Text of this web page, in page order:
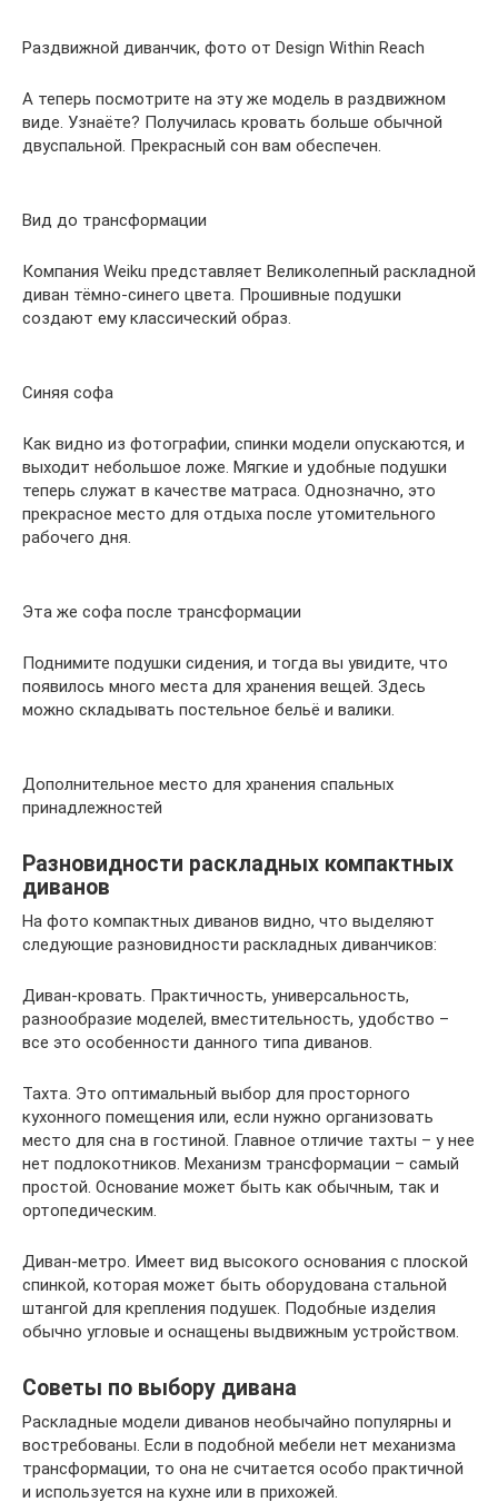
Раздвижной диванчик, фото от Design Within Reach
А теперь посмотрите на эту же модель в раздвижном
виде. Узнаёте? Получилась кровать больше обычной
двуспальной. Прекрасный сон вам обеспечен.
Вид до трансформации
Компания Weiku представляет Великолепный раскладной
диван тёмно-синего цвета. Прошивные подушки
создают ему классический образ.
Синяя софа
Как видно из фотографии, спинки модели опускаются, и
выходит небольшое ложе. Мягкие и удобные подушки
теперь служат в качестве матраса. Однозначно, это
прекрасное место для отдыха после утомительного
рабочего дня.
Эта же софа после трансформации
Поднимите подушки сидения, и тогда вы увидите, что
появилось много места для хранения вещей. Здесь
можно складывать постельное бельё и валики.
Дополнительное место для хранения спальных
принадлежностей
Разновидности раскладных компактных
диванов
На фото компактных диванов видно, что выделяют
следующие разновидности раскладных диванчиков:
Диван-кровать. Практичность, универсальность,
разнообразие моделей, вместительность, удобство –
все это особенности данного типа диванов.
Тахта. Это оптимальный выбор для просторного
кухонного помещения или, если нужно организовать
место для сна в гостиной. Главное отличие тахты – у нее
нет подлокотников. Механизм трансформации – самый
простой. Основание может быть как обычным, так и
ортопедическим.
Диван-метро. Имеет вид высокого основания с плоской
спинкой, которая может быть оборудована стальной
штангой для крепления подушек. Подобные изделия
обычно угловые и оснащены выдвижным устройством.
Советы по выбору дивана
Раскладные модели диванов необычайно популярны и
востребованы. Если в подобной мебели нет механизма
трансформации, то она не считается особо практичной
и используется на кухне или в прихожей.